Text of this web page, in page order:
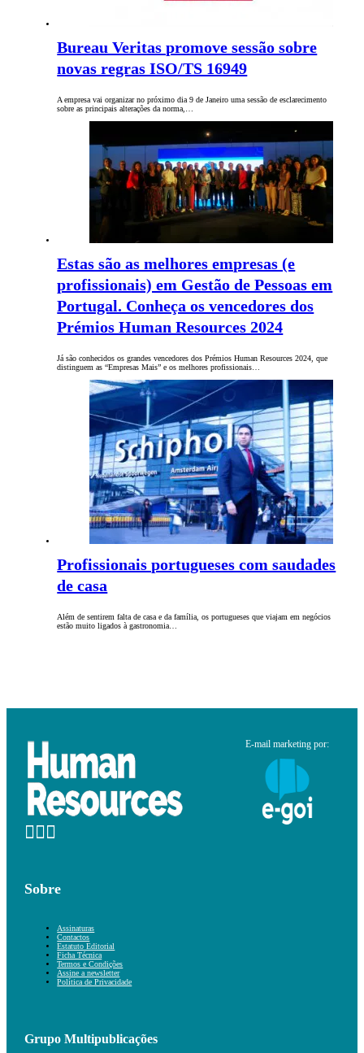
Bureau Veritas promove sessão sobre
novas regras ISO/TS 16949
A empresa vai organizar no próximo dia 9 de Janeiro uma sessão de esclarecimento
sobre as principais alterações da norma,…
Estas são as melhores empresas (e
profissionais) em Gestão de Pessoas em
Portugal. Conheça os vencedores dos
Prémios Human Resources 2024
Já são conhecidos os grandes vencedores dos Prémios Human Resources 2024, que
distinguem as “Empresas Mais” e os melhores profissionais…
Profissionais portugueses com saudades
de casa
Além de sentirem falta de casa e da família, os portugueses que viajam em negócios
estão muito ligados à gastronomia…
E-mail marketing por:
Sobre
Assinaturas
Contactos
Estatuto Editorial
Ficha Técnica
Termos e Condições
Assine a newsletter
Política de Privacidade
Grupo Multipublicações